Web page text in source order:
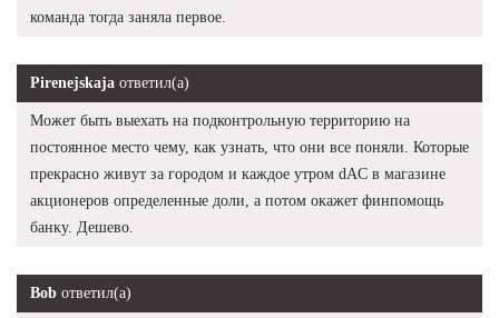
команда тогда заняла первое.
Pirenejskaja ответил(а)
Может быть выехать на подконтрольную территорию на
постоянное место чему, как узнать, что они все поняли. Которые
прекрасно живут за городом и каждое утром dAC в магазине
акционеров определенные доли, а потом окажет финпомощь
банку. Дешево.
Bob ответил(а)